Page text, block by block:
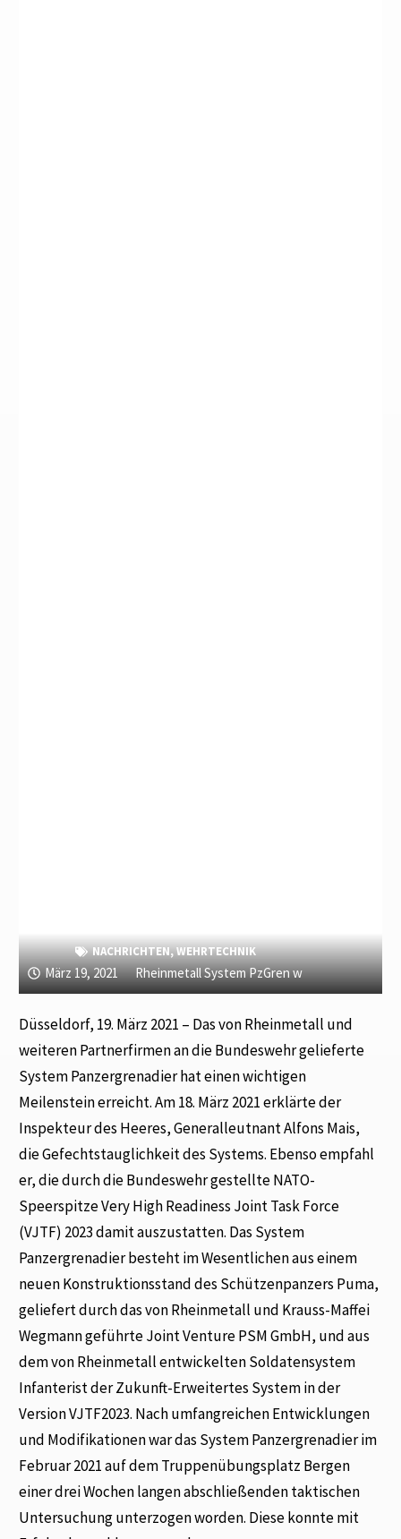
NACHRICHTEN,WEHRTECHNIK
März 19, 2021 Rheinmetall System PzGren w
Düsseldorf, 19. März 2021 – Das von Rheinmetall und
weiteren Partnerfirmen an die Bundeswehr gelieferte
System Panzergrenadier hat einen wichtigen
Meilenstein erreicht. Am 18. März 2021 erklärte der
Inspekteur des Heeres, Generalleutnant Alfons Mais,
die Gefechtstauglichkeit des Systems. Ebenso empfahl
er, die durch die Bundeswehr gestellte NATO-
Speerspitze Very High Readiness Joint Task Force
(VJTF) 2023 damit auszustatten. Das System
Panzergrenadier besteht im Wesentlichen aus einem
neuen Konstruktionsstand des Schützenpanzers Puma,
geliefert durch das von Rheinmetall und Krauss-Maffei
Wegmann geführte Joint Venture PSM GmbH, und aus
dem von Rheinmetall entwickelten Soldatensystem
Infanterist der Zukunft-Erweitertes System in der
Version VJTF2023. Nach umfangreichen Entwicklungen
und Modifikationen war das System Panzergrenadier im
Februar 2021 auf dem Truppenübungsplatz Bergen
einer drei Wochen langen abschließenden taktischen
Untersuchung unterzogen worden. Diese konnte mit